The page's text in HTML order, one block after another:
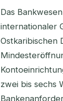
Das
internationaler
Ostkaribischen
zwei bis sechs